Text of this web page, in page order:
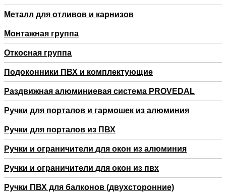
Металл для отливов и карнизов
Монтажная группа
Откосная группа
Подоконники ПВХ и комплектующие
Раздвижная алюминиевая система PROVEDAL
Ручки для порталов и гармошек из алюминия
Ручки для порталов из ПВХ
Ручки и ограничители для окон из алюминия
Ручки и ограничители для окон из пвх
Ручки ПВХ для балконов (двухсторонние)